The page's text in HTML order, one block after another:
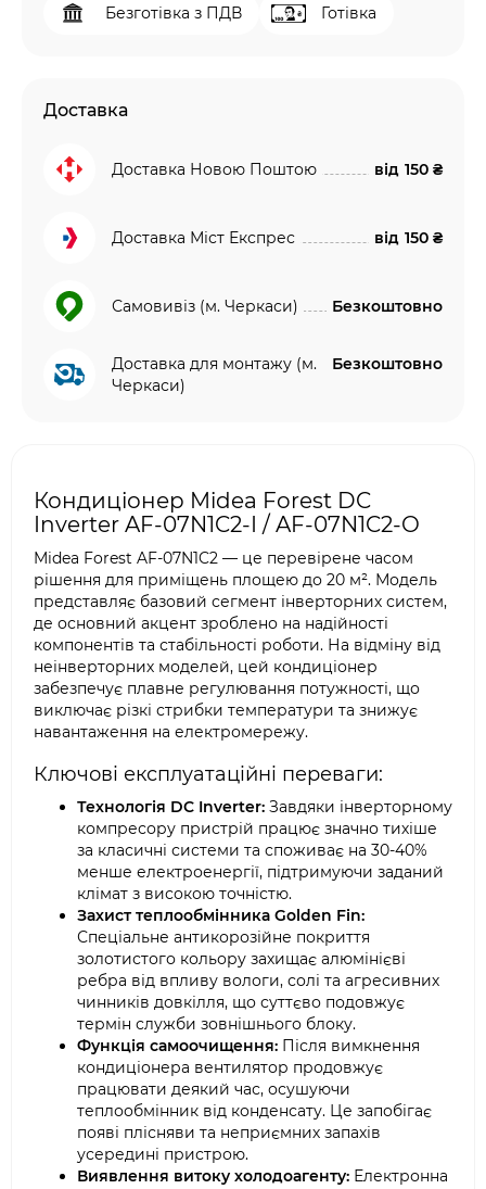
Безготівка з ПДВ Готівка
Доставка
Доставка Новою Поштою від 150 ₴
Доставка Міст Експрес від 150 ₴
Самовивіз (м. Черкаси) Безкоштовно
Доставка для монтажу (м.
Черкаси)
Безкоштовно
Кондиціонер Midea Forest DC
Inverter AF-07N1C2-I / AF-07N1C2-O
Midea Forest AF-07N1C2 — це перевірене часом
рішення для приміщень площею до 20 м². Модель
представляє базовий сегмент інверторних систем,
де основний акцент зроблено на надійності
компонентів та стабільності роботи. На відміну від
неінверторних моделей, цей кондиціонер
забезпечує плавне регулювання потужності, що
виключає різкі стрибки температури та знижує
навантаження на електромережу.
Ключові експлуатаційні переваги:
Технологія DC Inverter: Завдяки інверторному
компресору пристрій працює значно тихіше
за класичні системи та споживає на 30-40%
менше електроенергії, підтримуючи заданий
клімат з високою точністю.
Захист теплообмінника Golden Fin:
Спеціальне антикорозійне покриття
золотистого кольору захищає алюмінієві
ребра від впливу вологи, солі та агресивних
чинників довкілля, що суттєво подовжує
термін служби зовнішнього блоку.
Функція самоочищення: Після вимкнення
кондиціонера вентилятор продовжує
працювати деякий час, осушуючи
теплообмінник від конденсату. Це запобігає
появі плісняви та неприємних запахів
усередині пристрою.
Виявлення витоку холодоагенту: Електронна